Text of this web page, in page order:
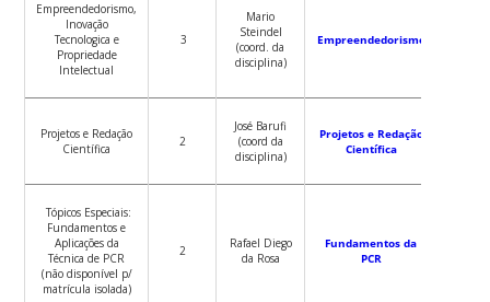
Empreendedorismo,
Inovação
Tecnologica e
Propriedade
Intelectual
3
Mario
Steindel
(coord. da
disciplina)
Empreendedorismo
Projetos e Redação
Científica
2
José Barufi
(coord da
disciplina)
Projetos e Redação
Científica
Tópicos Especiais:
Fundamentos e
Aplicações da
Técnica de PCR
(não disponível p/
matrícula isolada)
2
Rafael Diego
da Rosa
Fundamentos da
PCR